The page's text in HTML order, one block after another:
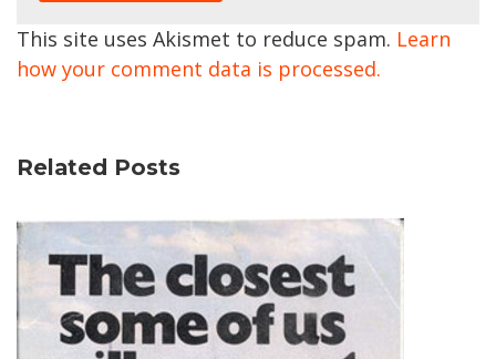
This site uses Akismet to reduce spam. Learn
how your comment data is processed.
Related Posts